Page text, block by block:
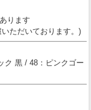
ります
ただいております。)
ク 黒 / 48：ピンクゴー